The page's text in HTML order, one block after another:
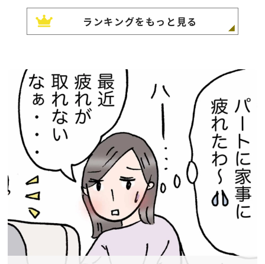
ランキングをもっと見る